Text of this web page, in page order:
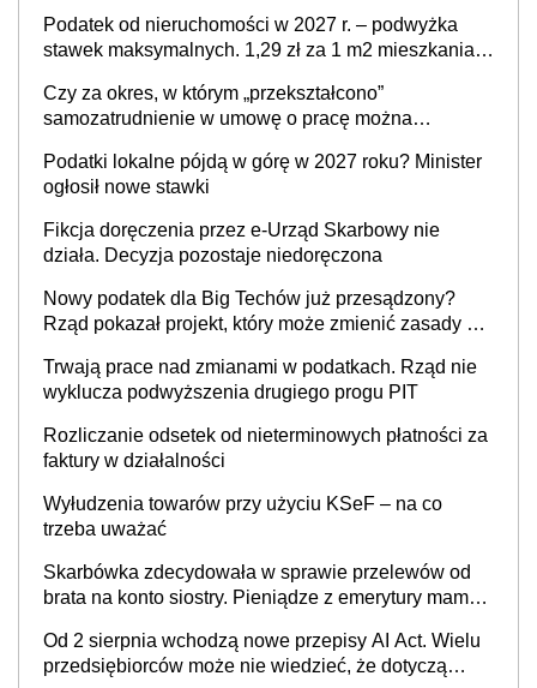
Podatek od nieruchomości w 2027 r. – podwyżka
stawek maksymalnych. 1,29 zł za 1 m2 mieszkania,
prowadzeniem działalności gospodarczej
Czy za okres, w którym „przekształcono”
samozatrudnienie w umowę o pracę można
cywilnoprawnej jedynym racjonalnym wyjściem
Podatki lokalne pójdą w górę w 2027 roku? Minister
ogłosił nowe stawki
Fikcja doręczenia przez e-Urząd Skarbowy nie
działa. Decyzja pozostaje niedoręczona
Nowy podatek dla Big Techów już przesądzony?
Rząd pokazał projekt, który może zmienić zasady gry
Trwają prace nad zmianami w podatkach. Rząd nie
wyklucza podwyższenia drugiego progu PIT
Rozliczanie odsetek od nieterminowych płatności za
faktury w działalności
Wyłudzenia towarów przy użyciu KSeF – na co
trzeba uważać
Skarbówka zdecydowała w sprawie przelewów od
brata na konto siostry. Pieniądze z emerytury mamy
będzie
Od 2 sierpnia wchodzą nowe przepisy AI Act. Wielu
przedsiębiorców może nie wiedzieć, że dotyczą